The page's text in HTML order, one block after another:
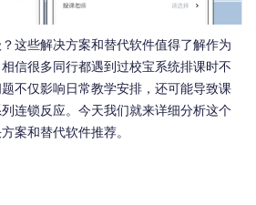
这些解决方案和替代软件值得了解作为
信很多同行都遇到过校宝系统排课时不
不仅影响日常教学安排，还可能导致课
连锁反应。今天我们就来详细分析这个
案和替代软件推荐。